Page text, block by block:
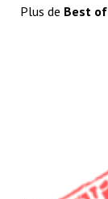
Plus de Best of